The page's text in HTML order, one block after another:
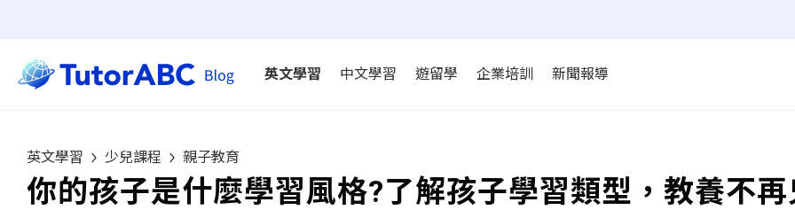
英文學習 中文學習 遊留學 企業培訓 新聞報導
英文學習 少兒課程 親子教育
你的孩子是什麼學習風格?了解孩子學習類型，教養不再